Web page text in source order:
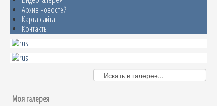
Архив новостей
Карта сайта
Контакты
Моя галерея